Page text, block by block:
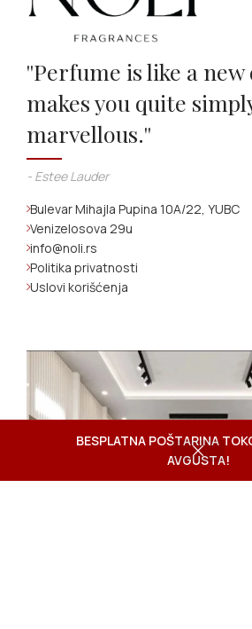
BESPLATNA POŠTARINA
AVGUSTA!
''Perfume is like a new
makes you quite
marvellous.''
- Estee Lauder
Bulevar Mihajla Pupina 10A/22, YUBC
Venizelosova 29u
info@noli.rs
Politika privatnosti
Uslovi korišćenja